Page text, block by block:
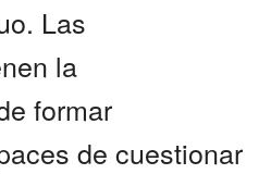
Las
la
formar
de cuestionar